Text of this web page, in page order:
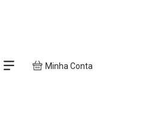
Minha Conta